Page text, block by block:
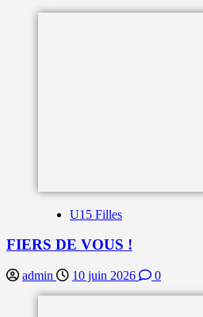
U15 Filles
FIERS DE VOUS !
admin 10 juin 2026 0